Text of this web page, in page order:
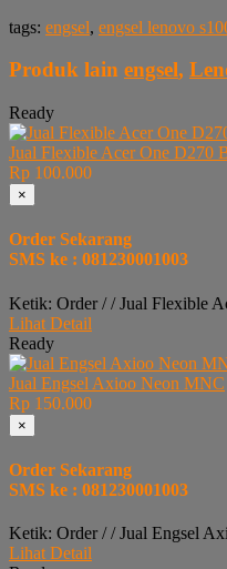
tags: engsel, engsel lenovo
Produk lain engsel,
Ready
Jual Flexible Acer One D270
Rp 100.000
×
Order Sekarang
SMS ke : 081230001003
Ketik: Order / / Jual Flexible
Lihat Detail
Ready
Jual Engsel Axioo Neon MNC
Rp 150.000
×
Order Sekarang
SMS ke : 081230001003
Ketik: Order / / Jual Engsel
Lihat Detail